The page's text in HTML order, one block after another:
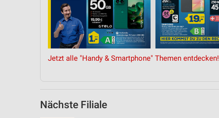
Jetzt alle "Handy & Smartphone" Themen entdecken!
Nächste Filiale